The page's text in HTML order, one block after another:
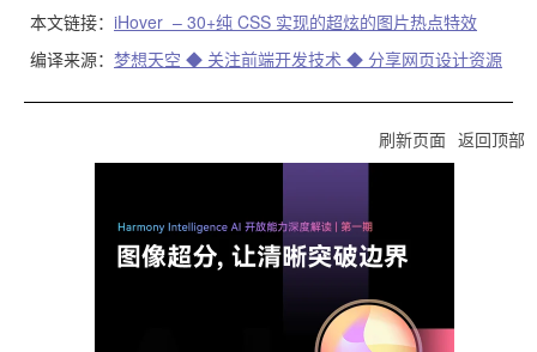
本文链接： iHover – 30+纯 CSS 实现的超炫的图片热点特效
编译来源： 梦想天空 ◆ 关注前端开发技术 ◆ 分享网页设计资源
刷新页面 返回顶部